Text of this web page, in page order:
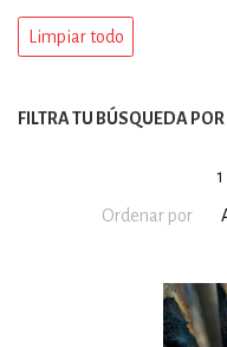
1
Ordenar por
Limpiar todo
FILTRA TU BÚSQUEDA POR